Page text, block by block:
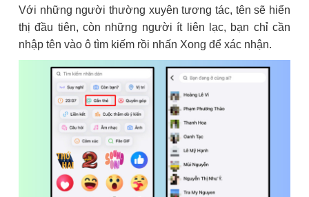
Với những người thường xuyên tương tác, tên sẽ hiển
thị đầu tiên, còn những người ít liên lạc, bạn chỉ cần
nhập tên vào ô tìm kiếm rồi nhấn Xong để xác nhận.